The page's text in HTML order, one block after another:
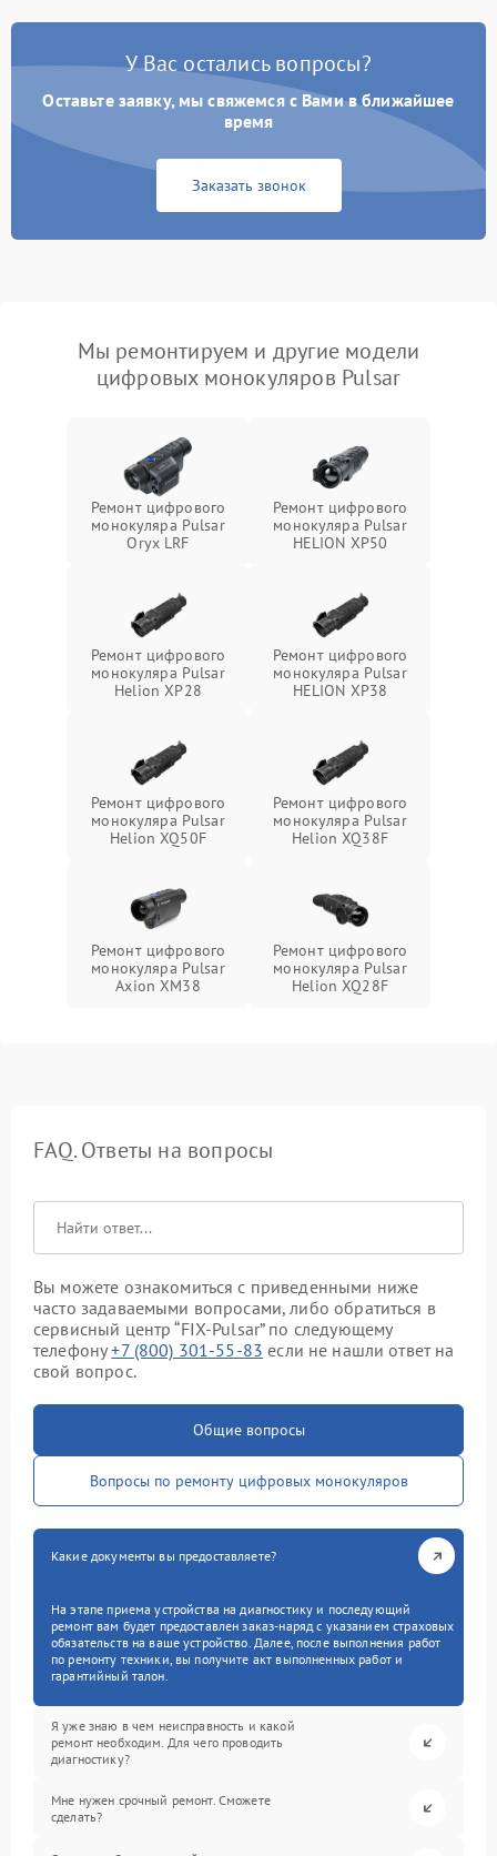
У Вас остались вопросы?
Оставьте заявку, мы свяжемся с Вами в ближайшее
время
Заказать звонок
Мы ремонтируем и другие модели
цифровых монокуляров Pulsar
Ремонт цифрового
монокуляра Pulsar
Oryx LRF
Ремонт цифрового
монокуляра Pulsar
HELION XP50
Ремонт цифрового
монокуляра Pulsar
Helion XP28
Ремонт цифрового
монокуляра Pulsar
HELION XP38
Ремонт цифрового
монокуляра Pulsar
Helion XQ50F
Ремонт цифрового
монокуляра Pulsar
Helion XQ38F
Ремонт цифрового
монокуляра Pulsar
Axion XM38
Ремонт цифрового
монокуляра Pulsar
Helion XQ28F
FAQ. Ответы на вопросы
Вы можете ознакомиться с приведенными ниже
часто задаваемыми вопросами, либо обратиться в
сервисный центр “FIX-Pulsar” по следующему
телефону+7 (800) 301-55-83 если не нашли ответ на
свой вопрос.
Общие вопросы
Вопросы по ремонту цифровых монокуляров
Какие документы вы предоставляете?
На этапе приема устройства на диагностику и последующий
ремонт вам будет предоставлен заказ-наряд с указанием страховых
обязательств на ваше устройство. Далее, после выполнения работ
по ремонту техники, вы получите акт выполненных работ и
гарантийный талон.
Я уже знаю в чем неисправность и какой
ремонт необходим. Для чего проводить
диагностику?
Мне нужен срочный ремонт. Сможете
сделать?